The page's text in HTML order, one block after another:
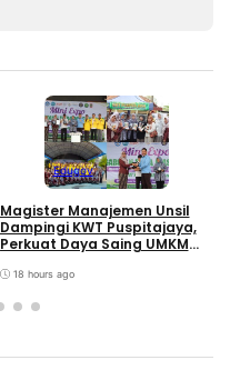
Edugov
Magister Manajemen Unsil
Dampingi KWT Puspitajaya,
Perkuat Daya Saing UMKM
18 hours ago